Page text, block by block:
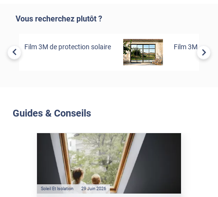
Vous recherchez plutôt ?
Film 3M de protection solaire Film 3M de
Guides & Conseils
Véranda et Velux : Comment
bloquer jusqu'à 80% de
l'énergie solaire sans
climatisation ?
Soleil Et Isolation 29 Juin 2026